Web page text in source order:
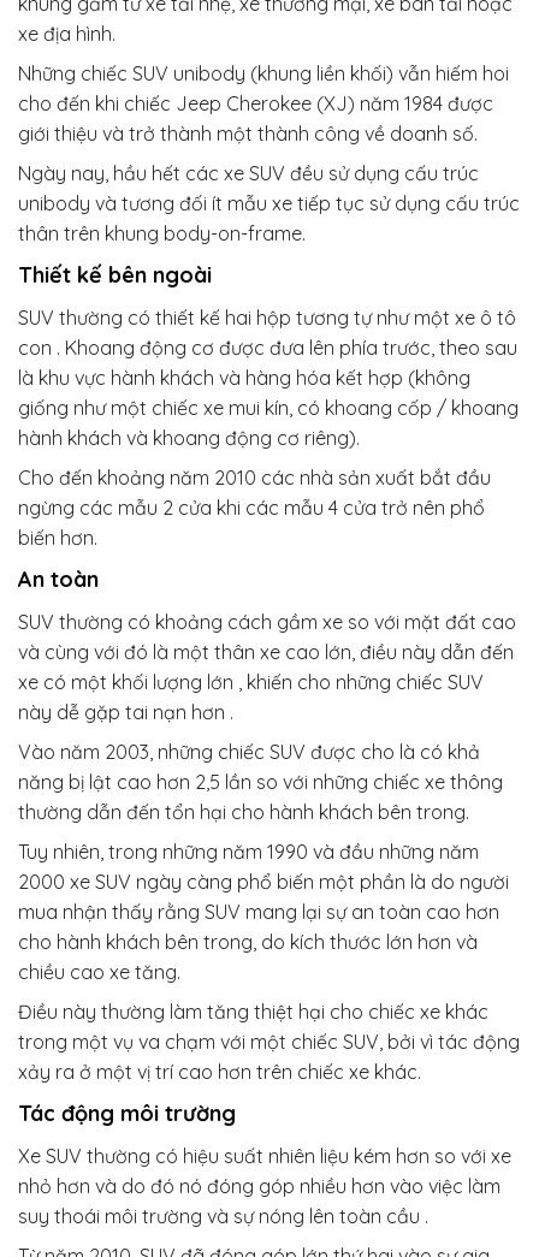
xe địa hình.
Những chiếc SUV unibody (khung liền khối) vẫn hiếm hoi
cho đến khi chiếc Jeep Cherokee (XJ) năm 1984 được
giới thiệu và trở thành một thành công về doanh số.
Ngày nay, hầu hết các xe SUV đều sử dụng cấu trúc
unibody và tương đối ít mẫu xe tiếp tục sử dụng cấu trúc
thân trên khung body-on-frame.
Thiết kế bên ngoài
SUV thường có thiết kế hai hộp tương tự như một xe ô tô
con . Khoang động cơ được đưa lên phía trước, theo sau
là khu vực hành khách và hàng hóa kết hợp (không
giống như một chiếc xe mui kín, có khoang cốp / khoang
hành khách và khoang động cơ riêng).
Cho đến khoảng năm 2010 các nhà sản xuất bắt đầu
ngừng các mẫu 2 cửa khi các mẫu 4 cửa trở nên phổ
biến hơn.
An toàn
SUV thường có khoảng cách gầm xe so với mặt đất cao
và cùng với đó là một thân xe cao lớn, điều này dẫn đến
xe có một khối lượng lớn , khiến cho những chiếc SUV
này dễ gặp tai nạn hơn .
Vào năm 2003, những chiếc SUV được cho là có khả
năng bị lật cao hơn 2,5 lần so với những chiếc xe thông
thường dẫn đến tổn hại cho hành khách bên trong.
Tuy nhiên, trong những năm 1990 và đầu những năm
2000 xe SUV ngày càng phổ biến một phần là do người
mua nhận thấy rằng SUV mang lại sự an toàn cao hơn
cho hành khách bên trong, do kích thước lớn hơn và
chiều cao xe tăng.
Điều này thường làm tăng thiệt hại cho chiếc xe khác
trong một vụ va chạm với một chiếc SUV, bởi vì tác động
xảy ra ở một vị trí cao hơn trên chiếc xe khác.
Tác động môi trường
Xe SUV thường có hiệu suất nhiên liệu kém hơn so với xe
nhỏ hơn và do đó nó đóng góp nhiều hơn vào việc làm
suy thoái môi trường và sự nóng lên toàn cầu .